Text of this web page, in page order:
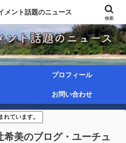
プロフィール
お問い合わせ
ています。
希美のブログ・ユーチュ
メント話題のニュース
検索